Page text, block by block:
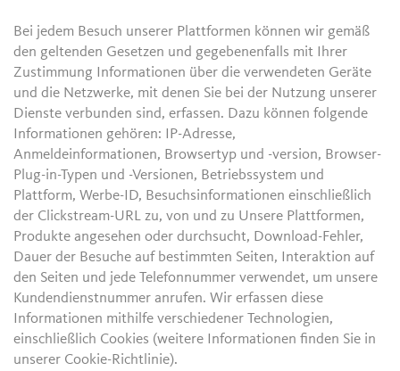
Bei jedem Besuch unserer Plattformen können wir gemäß
den geltenden Gesetzen und gegebenenfalls mit Ihrer
Zustimmung Informationen über die verwendeten Geräte
und die Netzwerke, mit denen Sie bei der Nutzung unserer
Dienste verbunden sind, erfassen. Dazu können folgende
Informationen gehören: IP-Adresse,
Anmeldeinformationen, Browsertyp und -version, Browser-
Plug-in-Typen und -Versionen, Betriebssystem und
Plattform, Werbe-ID, Besuchsinformationen einschließlich
der Clickstream-URL zu, von und zu Unsere Plattformen,
Produkte angesehen oder durchsucht, Download-Fehler,
Dauer der Besuche auf bestimmten Seiten, Interaktion auf
den Seiten und jede Telefonnummer verwendet, um unsere
Kundendienstnummer anrufen. Wir erfassen diese
Informationen mithilfe verschiedener Technologien,
einschließlich Cookies (weitere Informationen finden Sie in
unserer Cookie-Richtlinie).